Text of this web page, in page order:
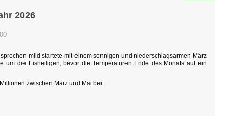
2026
mild startete mit einem sonnigen und niederschlagsarmen März
die Eisheiligen, bevor die Temperaturen Ende des Monats auf ein
zwischen März und Mai bei...